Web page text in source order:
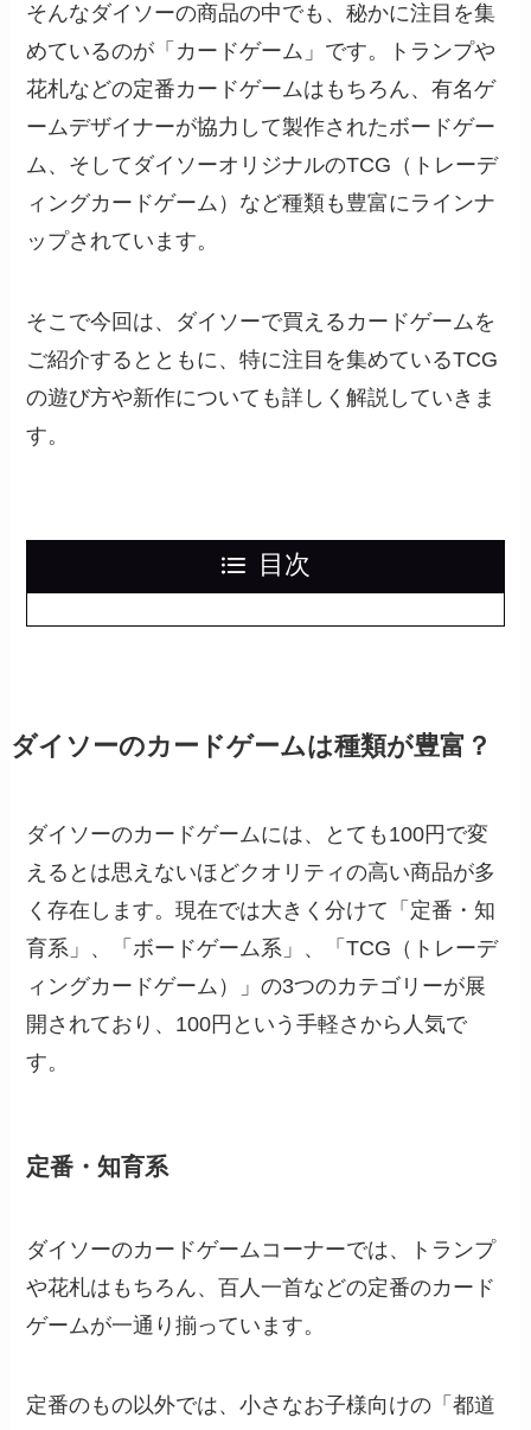
そんなダイソーの商品の中でも、秘かに注目を集
めているのが「カードゲーム」です。トランプや
花札などの定番カードゲームはもちろん、有名ゲ
ームデザイナーが協力して製作されたボードゲー
ム、そしてダイソーオリジナルのTCG（トレーデ
ィングカードゲーム）など種類も豊富にラインナ
ップされています。
そこで今回は、ダイソーで買えるカードゲームを
ご紹介するとともに、特に注目を集めているTCG
の遊び方や新作についても詳しく解説していきま
す。
目次
ダイソーのカードゲームは種類が豊富？
ダイソーのカードゲームには、とても100円で変
えるとは思えないほどクオリティの高い商品が多
く存在します。現在では大きく分けて「定番・知
育系」、「ボードゲーム系」、「TCG（トレーデ
ィングカードゲーム）」の3つのカテゴリーが展
開されており、100円という手軽さから人気で
す。
定番・知育系
ダイソーのカードゲームコーナーでは、トランプ
や花札はもちろん、百人一首などの定番のカード
ゲームが一通り揃っています。
定番のもの以外では、小さなお子様向けの「都道